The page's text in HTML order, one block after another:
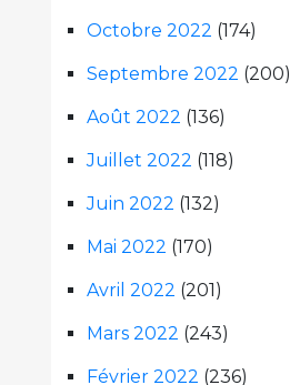
Octobre 2022 (174)
Septembre 2022 (200)
Août 2022 (136)
Juillet 2022 (118)
Juin 2022 (132)
Mai 2022 (170)
Avril 2022 (201)
Mars 2022 (243)
Février 2022 (236)